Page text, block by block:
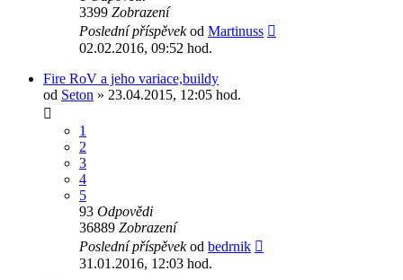
3399 Zobrazení
Poslední příspěvekod Martinuss
02.02.2016, 09:52 hod.
Fire RoV a jeho variace,buildy
od Seton » 23.04.2015, 12:05 hod.
1
2
3
4
5
93 Odpovědi
36889 Zobrazení
Poslední příspěvekod bedrnik
31.01.2016, 12:03 hod.